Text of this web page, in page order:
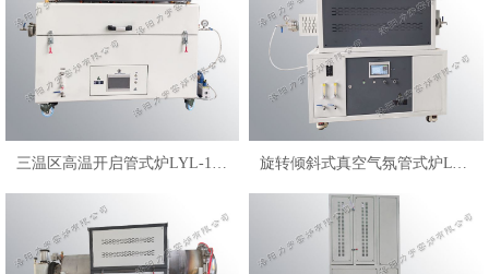
三温区高温开启管式炉LYL-16KDG 旋转倾斜式真空气氛管式炉LYL-18XG